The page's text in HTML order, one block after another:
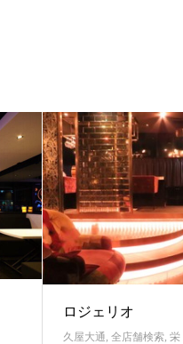
ロジェリオ
久屋大通, 全店舗検索, 栄